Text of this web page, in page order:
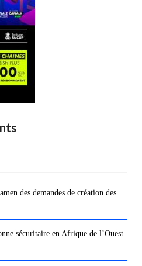
des demandes de création des
sécuritaire en Afrique de l’Ouest